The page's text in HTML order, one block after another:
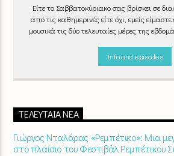
Είτε το Σαββατοκύριακο σας βρίσκει σε
από τις καθημερινές είτε όχι, εμείς
μουσικά τις δύο τελευταίες μέρες της
Info and episodes
ΤΕΛΕΥΤΑΊΑ ΝΈΑ
Γιώργος Νταλάρας «Ρεμπέτικο»: Μια
στο πλαίσιο του Φεστιβάλ Ρεμπέτικου